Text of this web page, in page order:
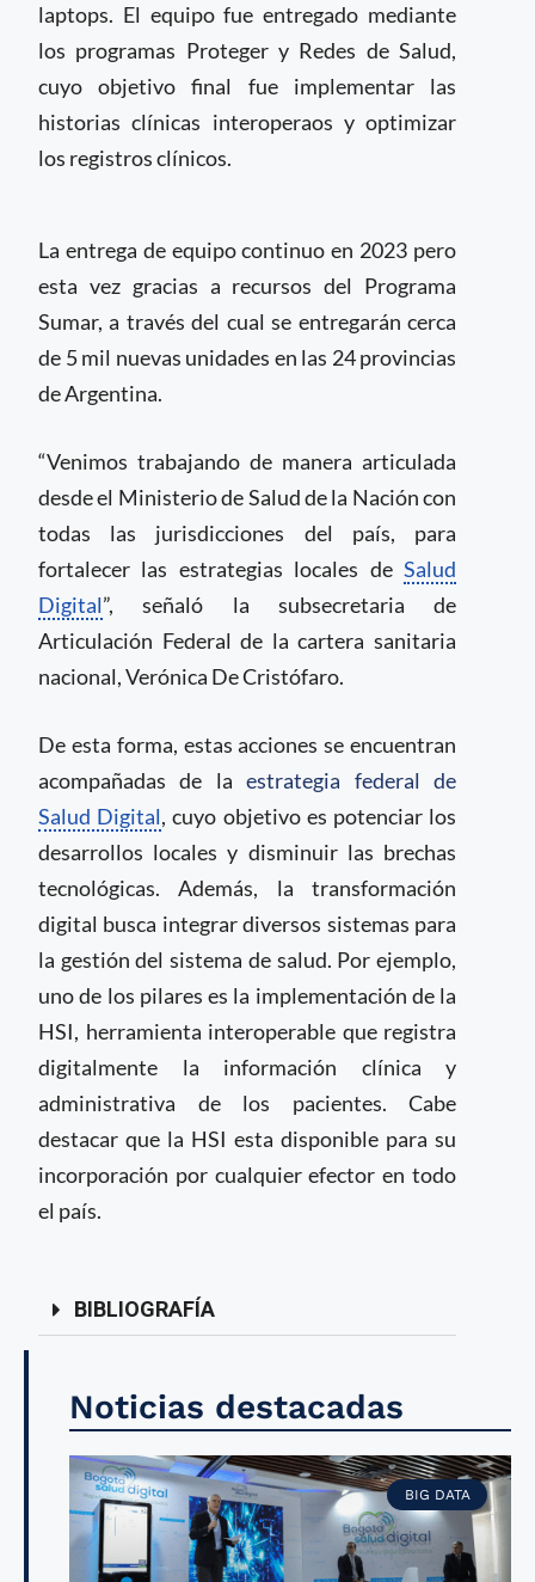
laptops. El equipo fue entregado mediante
los programas Proteger y Redes de Salud,
cuyo objetivo final fue implementar las
historias clínicas interoperaos y optimizar
los registros clínicos.
La entrega de equipo continuo en 2023 pero
esta vez gracias a recursos del Programa
Sumar, a través del cual se entregarán cerca
de 5 mil nuevas unidades en las 24 provincias
de Argentina.
“Venimos trabajando de manera articulada
desde el Ministerio de Salud de la Nación con
todas las jurisdicciones del país, para
fortalecer las estrategias locales de Salud
Digital”, señaló la subsecretaria de
Articulación Federal de la cartera sanitaria
nacional, Verónica De Cristófaro.
De esta forma, estas acciones se encuentran
acompañadas de laestrategia federal de
Salud Digital, cuyo objetivo es potenciar los
desarrollos locales y disminuir las brechas
tecnológicas. Además, la transformación
digital busca integrar diversos sistemas para
la gestión del sistema de salud. Por ejemplo,
uno de los pilares es la implementación de la
HSI, herramienta interoperable que registra
digitalmente la información clínica y
administrativa de los pacientes. Cabe
destacar que la HSI esta disponible para su
incorporación por cualquier efector en todo
el país.
BIBLIOGRAFÍA
Noticias destacadas
BIG DATA